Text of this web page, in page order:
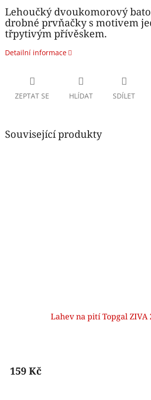
Lehoučký dvoukomorový
drobné prvňačky s motivem
třpytivým přívěskem.
Detailní informace
ZEPTAT SE HLÍDAT SDÍLET
Související produkty
Lahev na pití Topgal ZIVA
159 Kč